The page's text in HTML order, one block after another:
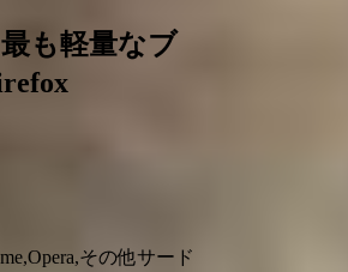
最も軽量なブ
その他サード